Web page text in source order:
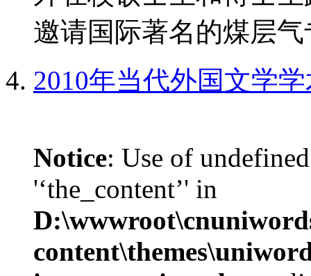
邀请国际著名的煤层
2010年当代外国文学
Notice: Use of
'‘the_content’' in